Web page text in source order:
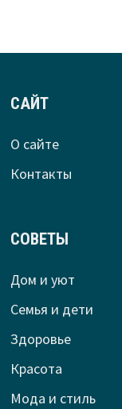
САЙТ
О сайте
Контакты
СОВЕТЫ
Дом и уют
Семья и дети
Здоровье
Красота
Мода и стиль